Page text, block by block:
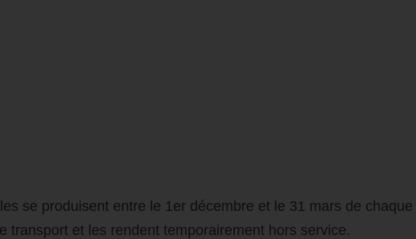
se produisent entre le 1er décembre et le 31 mars de chaque
et les rendent temporairement hors service.